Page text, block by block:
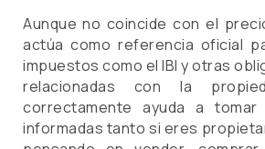
Aunque no coincide con el
actúa como referencia oficial
impuestos como el IBI y otras
relacionadas con la
correctamente ayuda a tomar
informadas tanto si eres